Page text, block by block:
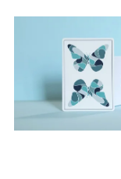
Abecedně